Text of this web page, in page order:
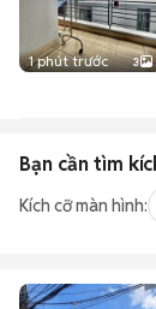
1 phút trước 3
Bạn cần tìm
Kích cỡ màn hình: